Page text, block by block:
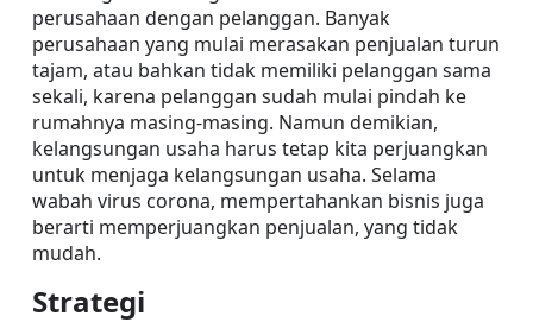
perusahaan dengan pelanggan. Banyak
perusahaan yang mulai merasakan penjualan turun
tajam, atau bahkan tidak memiliki pelanggan sama
sekali, karena pelanggan sudah mulai pindah ke
rumahnya masing-masing. Namun demikian,
kelangsungan usaha harus tetap kita perjuangkan
untuk menjaga kelangsungan usaha. Selama
wabah virus corona, mempertahankan bisnis juga
berarti memperjuangkan penjualan, yang tidak
mudah.
Strategi